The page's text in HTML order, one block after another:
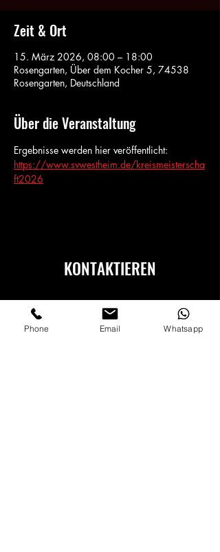
Zeit & Ort
15. März 2026, 08:00 – 18:00
Rosengarten, Über dem Kocher 5, 74538
Rosengarten, Deutschland
Über die Veranstaltung
Ergebnisse werden hier veröffentlicht:
https://www.svwestheim.de/kreismeisterscha
ft2026
KONTAKTIEREN
Phone Email Whatsapp